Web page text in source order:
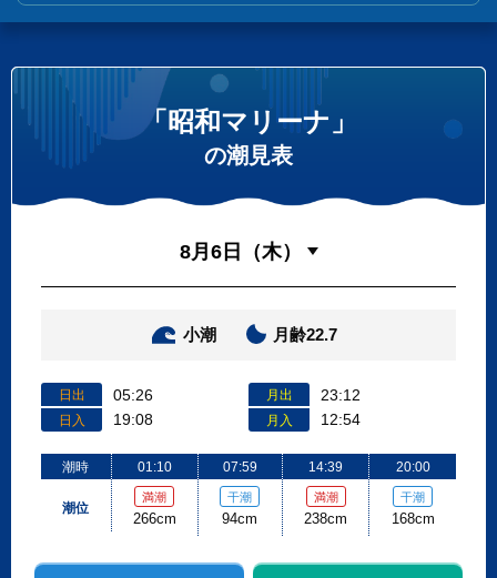
「昭和マリーナ」
の潮見表
小潮 月齢22.7
日出 05:26
日入 19:08
月出 23:12
月入 12:54
潮時
潮位
01:10
満潮
266cm
07:59
干潮
94cm
14:39
満潮
238cm
20:00
干潮
168cm